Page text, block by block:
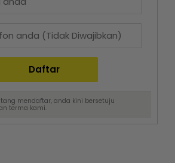
mendaftar, anda kini bersetuju
terma kami.